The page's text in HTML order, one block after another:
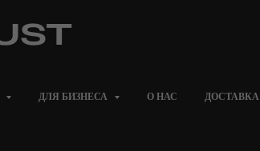
ДЛЯ БИЗНЕСА О НАС ДОСТАВКА